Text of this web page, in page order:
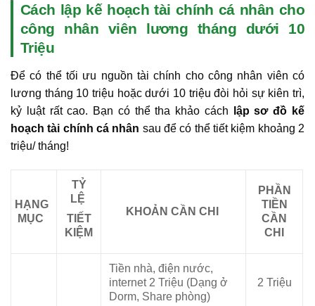
Cách lập kế hoạch tài chính cá nhân cho
công nhân viên lương tháng dưới 10
Triệu
Để có thể tối ưu nguồn tài chính cho công nhân viên có
lương tháng 10 triệu hoặc dưới 10 triệu đòi hỏi sự kiên trì,
kỷ luật rất cao. Bạn có thể tha khảo cách
lập sơ đồ kế
hoạch tài chính cá nhân sau để có thể tiết kiệm khoảng 2
triệu/ tháng!
HẠNG
MỤC
TỶ
LỆ
TIẾT
KIỆM
KHOẢN CẦN CHI
PHẦN
TIỀN
CẦN
CHI
Tiền nhà, điện nước,
internet 2 Triệu (Dạng ở
Dorm, Share phòng)
2 Triệu